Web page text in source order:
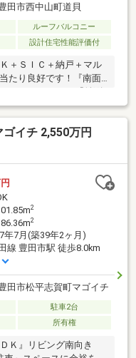
田市西中山町道貝
ルーフバルコニー
設計住宅性能評価付
＋ＳＩＣ＋納戸＋マル
たり良好です！『南面
です！『大容量収納』
ト、納戸もあるため収
ンクローク』ベビーカ
納！◆設備仕様◆『長期
き渡し可能です！ご相
イチ 2,550万円
2
2
年7月(築39年2ヶ月)
線 豊田市駅 徒歩8.0km
田市松平志賀町マゴイチ
駐車2台
所有権
Ｋ』リビング南向き